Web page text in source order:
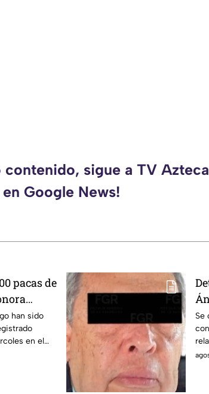
contenido, sigue a TV
en Google News!
pacas de
han sido
en el
Se